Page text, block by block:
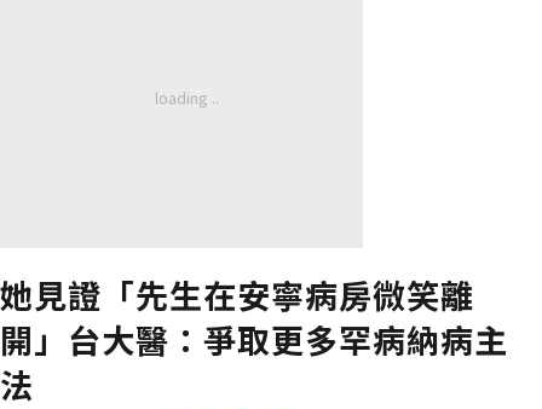
她見證「先生在安寧病房微笑離
開」台大醫：爭取更多罕病納病主
法